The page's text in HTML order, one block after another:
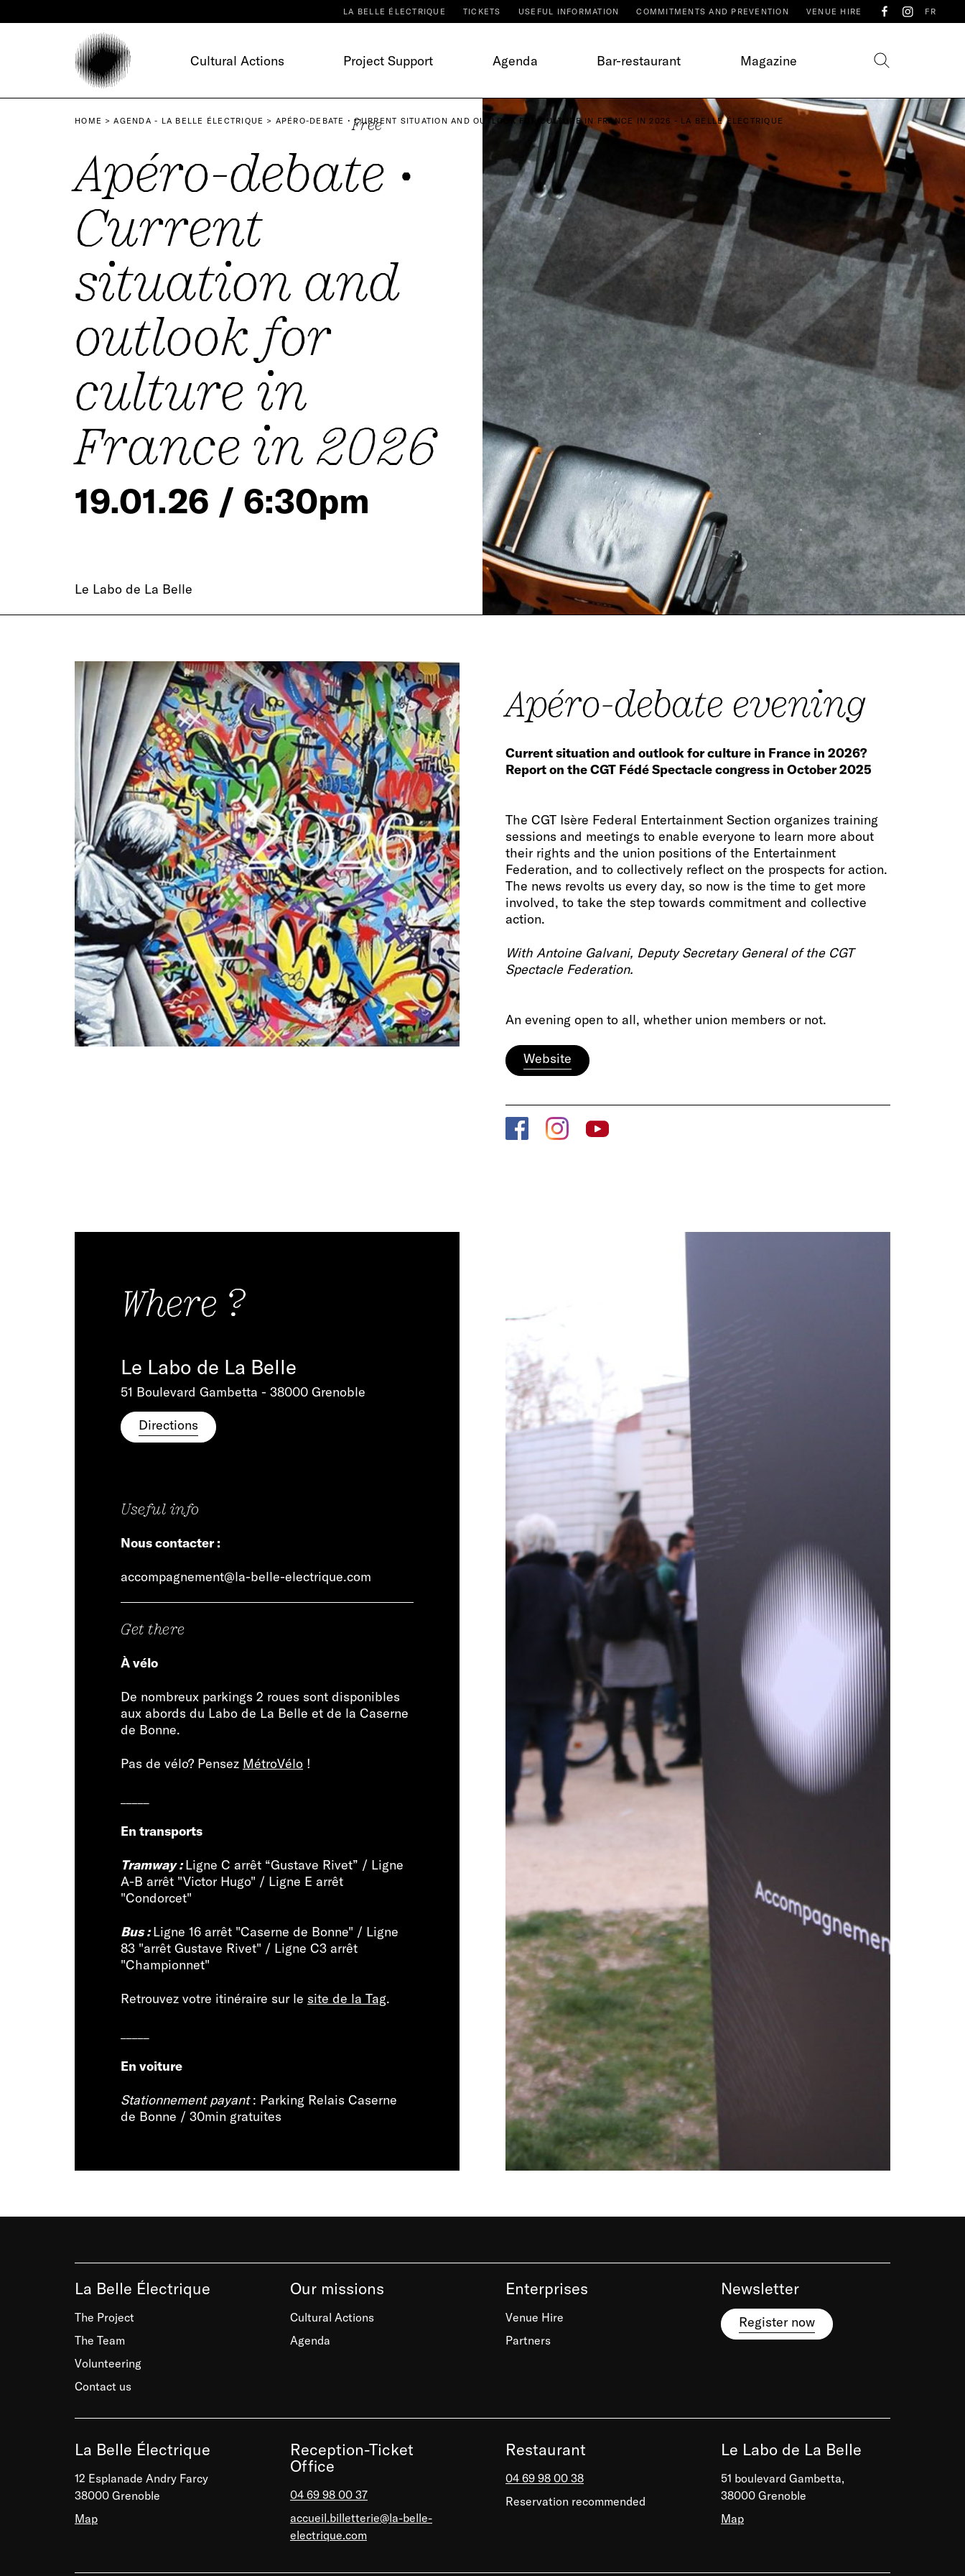
LA BELLE ÉLECTRIQUE TICKETS USEFUL INFORMATION COMMITMENTS AND PREVENTION VENUE HIRE FR
Cultural Actions Project Support Agenda Bar-restaurant Magazine
HOME AGENDA - LA BELLE ÉLECTRIQUE APÉRO-DEBATE • CURRENT SITUATION AND OUTLOOK FOR CULTURE IN FRANCE IN 2026 - LA BELLE ÉLECTRIQUE
Free
Apéro-debate •
Current
situation and
outlook for
culture in
France in 2026
19.01.26 / 6:30pm
Le Labo de La Belle
Apéro-debate evening
Current situation and outlook for culture in France in 2026?
Report on the CGT Fédé Spectacle congress in October 2025
The CGT Isère Federal Entertainment Section organizes training
sessions and meetings to enable everyone to learn more about
their rights and the union positions of the Entertainment
Federation, and to collectively reflect on the prospects for action.
The news revolts us every day, so now is the time to get more
involved, to take the step towards commitment and collective
action.
With Antoine Galvani, Deputy Secretary General of the CGT
Spectacle Federation.
An evening open to all, whether union members or not.
Website
Where ?
Le Labo de La Belle
51 Boulevard Gambetta - 38000 Grenoble
Directions
Useful info
Nous contacter :
accompagnement@la-belle-electrique.com
Get there
À vélo
De nombreux parkings 2 roues sont disponibles
aux abords du Labo de La Belle et de la Caserne
de Bonne.
Pas de vélo? Pensez MétroVélo !
En transports
Tramway :Ligne C arrêt “Gustave Rivet” / Ligne
A-B arrêt "Victor Hugo" / Ligne E arrêt
"Condorcet"
Bus :Ligne 16 arrêt "Caserne de Bonne" / Ligne
83 "arrêt Gustave Rivet" / Ligne C3 arrêt
"Championnet"
Retrouvez votre itinéraire sur le site de la Tag.
En voiture
Stationnement payant: Parking Relais Caserne
de Bonne / 30min gratuites
La Belle Électrique
The Project
The Team
Volunteering
Contact us
Our missions
Cultural Actions
Agenda
Enterprises
Venue Hire
Partners
Newsletter
Register now
La Belle Électrique
12 Esplanade Andry Farcy
38000 Grenoble
Map
Reception-Ticket
Office
04 69 98 00 37
accueil.billetterie@la-belle-
electrique.com
Restaurant
04 69 98 00 38
Reservation recommended
Le Labo de La Belle
51 boulevard Gambetta,
38000 Grenoble
Map